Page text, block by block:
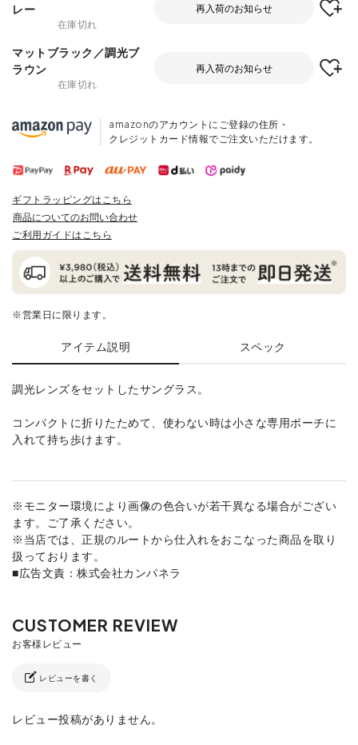
レー
在庫切れ
再入荷のお知らせ
マットブラック／調光ブ
ラウン
在庫切れ
再入荷のお知らせ
amazonのアカウントにご登録の住所・
クレジットカード情報でご注文いただけます。
ギフトラッピングはこちら
商品についてのお問い合わせ
ご利用ガイドはこちら
※営業日に限ります。
アイテム説明 スペック
調光レンズをセットしたサングラス。
コンパクトに折りたためて、使わない時は小さな専用ポーチに
入れて持ち歩けます。
※モニター環境により画像の色合いが若干異なる場合がござい
ます。ご了承ください。
※当店では、正規のルートから仕入れをおこなった商品を取り
扱っております。
■広告文責：株式会社カンパネラ
レビューを書く
レビュー投稿がありません。